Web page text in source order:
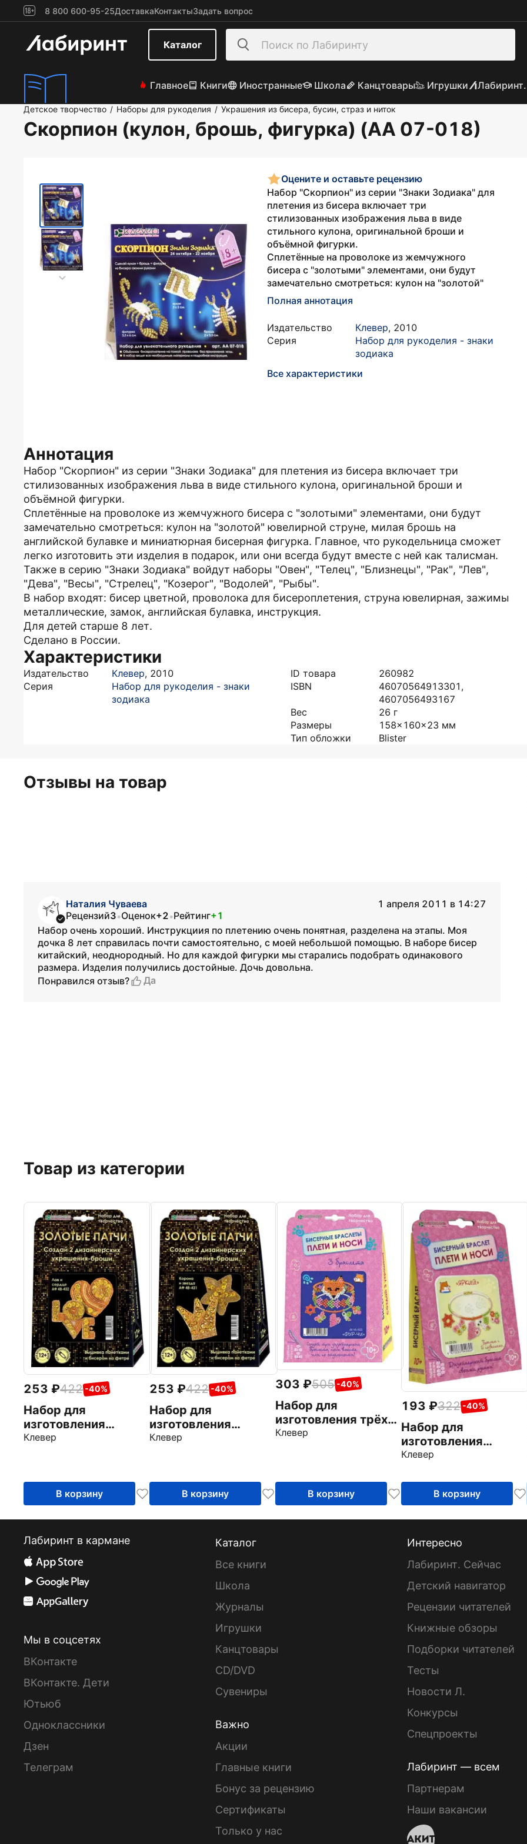
8 800 600-95-25ДоставкаКонтактыЗадать вопрос
Каталог
Главное Книги Иностранные Школа Канцтовары Игрушки
Детское творчество / Наборы для рукоделия / Украшения из бисера, бусин, страз и ниток
Скорпион (кулон, брошь, фигурка) (АА 07-018)
Оцените и оставьте рецензию
Набор "Скорпион" из серии "Знаки Зодиака" для
плетения из бисера включает три
стилизованных изображения льва в виде
стильного кулона, оригинальной броши и
объёмной фигурки.
Сплетённые на проволоке из жемчужного
бисера с "золотыми" элементами, они будут
замечательно смотреться: кулон на "золотой"
Полная аннотация
Издательство Клевер, 2010
Серия
Набор для рукоделия - знаки
зодиака
Все характеристики
Аннотация
Набор "Скорпион" из серии "Знаки Зодиака" для плетения из бисера включает три
стилизованных изображения льва в виде стильного кулона, оригинальной броши и
объёмной фигурки.
Сплетённые на проволоке из жемчужного бисера с "золотыми" элементами, они будут
замечательно смотреться: кулон на "золотой" ювелирной струне, милая брошь на
английской булавке и миниатюрная бисерная фигурка. Главное, что рукодельница сможет
легко изготовить эти изделия в подарок, или они всегда будут вместе с ней как талисман.
Также в серию "Знаки Зодиака" войдут наборы "Овен", "Телец", "Близнецы", "Рак", "Лев",
"Дева", "Весы", "Стрелец", "Козерог", "Водолей", "Рыбы".
В набор входят: бисер цветной, проволока для бисероплетения, струна ювелирная, зажимы
металлические, замок, английская булавка, инструкция.
Для детей старше 8 лет.
Сделано в России.
Характеристики
Издательство Клевер, 2010
Серия
Набор для рукоделия - знаки
зодиака
ID товара
260982
ISBN
46070564913301,
4607056493167
Вес
26 г
Размеры
158x160x23 мм
Тип обложки
Blister
Отзывы на товар
Наталия Чуваева
1 апреля 2011 в 14:27
Рецензий3•Оценок+2•Рейтинг+1
Набор очень хороший. Инструкциия по плетению очень понятная, разделена на этапы. Моя
дочка 8 лет справилась почти самостоятельно, с моей небольшой помощью. В наборе бисер
китайский, неоднородный. Но для каждой фигурки мы старались подобрать одинакового
размера. Изделия получились достойные. Дочь довольна.
Понравился отзыв?
Да
Товар из категории
253 422 -40%
Набор для
изготовления
украшений "Лав и
Клевер
В корзину
253 422 -40%
Набор для
изготовления
украшений «Корона
Клевер
В корзину
303 505 -40%
Набор для
изготовления трёх
бисерных браслетов
Клевер
В корзину
193 322 -40%
Набор для
изготовления
браслета с
Клевер
В корзину
Лабиринт в кармане
Мы в соцсетях
ВКонтакте
ВКонтакте. Дети
Ютьюб
Одноклассники
Дзен
Телеграм
Каталог
Все книги
Школа
Журналы
Игрушки
Канцтовары
CD/DVD
Сувениры
Важно
Акции
Главные книги
Бонус за рецензию
Сертификаты
Только у нас
Интересно
Лабиринт. Сейчас
Детский навигатор
Рецензии читателей
Книжные обзоры
Подборки читателей
Тесты
Новости Л.
Конкурсы
Спецпроекты
Лабиринт — всем
Партнерам
Наши вакансии